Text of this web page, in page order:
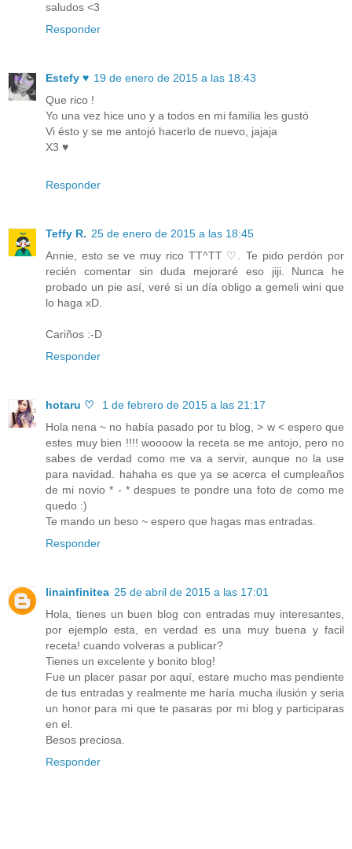
saludos <3
Responder
Estefy ♥ 19 de enero de 2015 a las 18:43
Que rico !
Yo una vez hice uno y a todos en mi familia les gustó
Vi ésto y se me antojó hacerlo de nuevo, jajaja
X3 ♥
Responder
Teffy R. 25 de enero de 2015 a las 18:45
Annie, esto se ve muy rico TT^TT ♡. Te pido perdón por
recién comentar sin duda mejoraré eso jiji. Nunca he
probado un pie así, veré si un día obligo a gemeli wini que
lo haga xD.
Cariños :-D
Responder
hotaru ♡
1 de febrero de 2015 a las 21:17
Hola nena ~ no había pasado por tu blog, > w < espero que
estes muy bien !!!! woooow la receta se me antojo, pero no
sabes de verdad como me va a servir, aunque no la use
para navidad. hahaha es que ya se acerca el cumpleaños
de mi novio * - * despues te pondre una foto de como me
quedo :)
Te mando un beso ~ espero que hagas mas entradas.
Responder
linainfinitea 25 de abril de 2015 a las 17:01
Hola, tienes un buen blog con entradas muy interesantes,
por ejemplo esta, en verdad es una muy buena y facil
receta! cuando volveras a publicar?
Tienes un excelente y bonito blog!
Fue un placer pasar por aquí, estare mucho mas pendiente
de tus entradas y realmente me haría mucha ilusión y seria
un honor para mi que te pasaras por mi blog y participaras
en el.
Besos preciosa.
Responder